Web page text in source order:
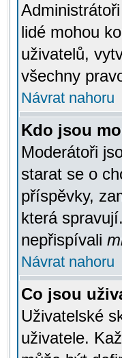
lidé mohou
uživatelů,
všechny
Návrat nahoru
Kdo jsou
Moderátoři
starat se o
příspěvky,
která
nepřispívali
Návrat nahoru
Co jsou
Uživatelské
uživatele.